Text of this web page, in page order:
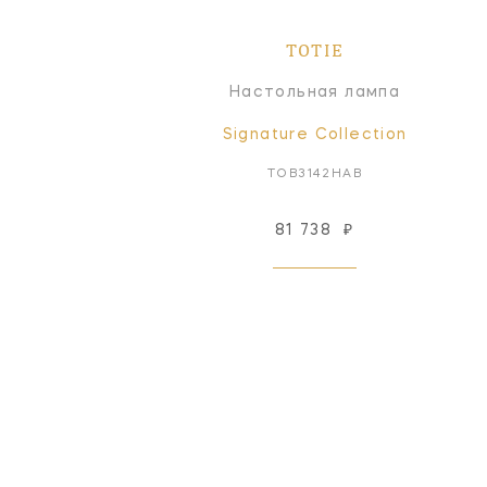
TOTIE
Настольная лампа
Signature Collection
TOB3142HAB
81 738 ₽